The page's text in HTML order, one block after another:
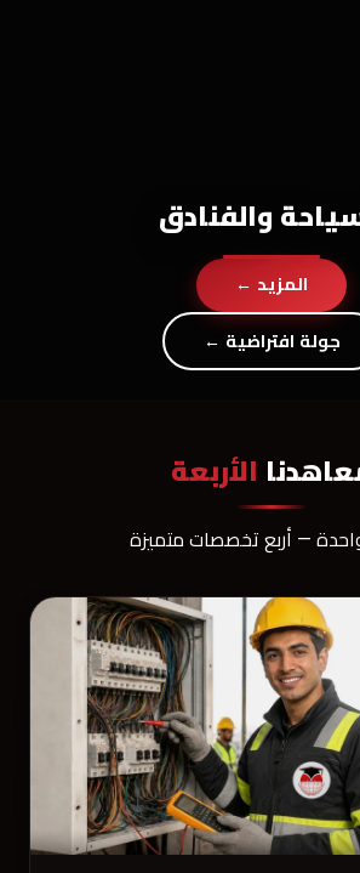
والفنادق
المزيد ←
جولة افتراضية ←
الأربعة
— أربع تخصصات متميزة